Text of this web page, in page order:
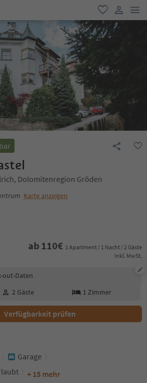
favorit
user link
Dolomitenregion Gröden
Karte anzeigen
ab 110€ 1 Apartment / 1 Nacht / 2 Gäste
Inkl. MwSt.
out-Daten
2 Gäste 1 Zimmer
Verfügbarkeit prüfen
Garage
+ 15 mehr